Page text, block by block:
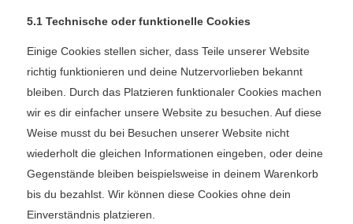
5.1 Technische oder funktionelle Cookies
Einige Cookies stellen sicher, dass Teile unserer Website
richtig funktionieren und deine Nutzervorlieben bekannt
bleiben. Durch das Platzieren funktionaler Cookies machen
wir es dir einfacher unsere Website zu besuchen. Auf diese
Weise musst du bei Besuchen unserer Website nicht
wiederholt die gleichen Informationen eingeben, oder deine
Gegenstände bleiben beispielsweise in deinem Warenkorb
bis du bezahlst. Wir können diese Cookies ohne dein
Einverständnis platzieren.